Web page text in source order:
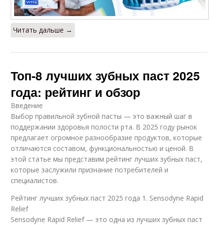
Читать дальше →
Топ-8 лучших зубных паст 2025
года: рейтинг и обзор
Введение
Выбор правильной зубной пасты — это важный шаг в
поддержании здоровья полости рта. В 2025 году рынок
предлагает огромное разнообразие продуктов, которые
отличаются составом, функциональностью и ценой. В
этой статье мы представим рейтинг лучших зубных паст,
которые заслужили признание потребителей и
специалистов.
Рейтинг лучших зубных паст 2025 года 1. Sensodyne Rapid
Relief
Sensodyne Rapid Relief — это одна из лучших зубных паст